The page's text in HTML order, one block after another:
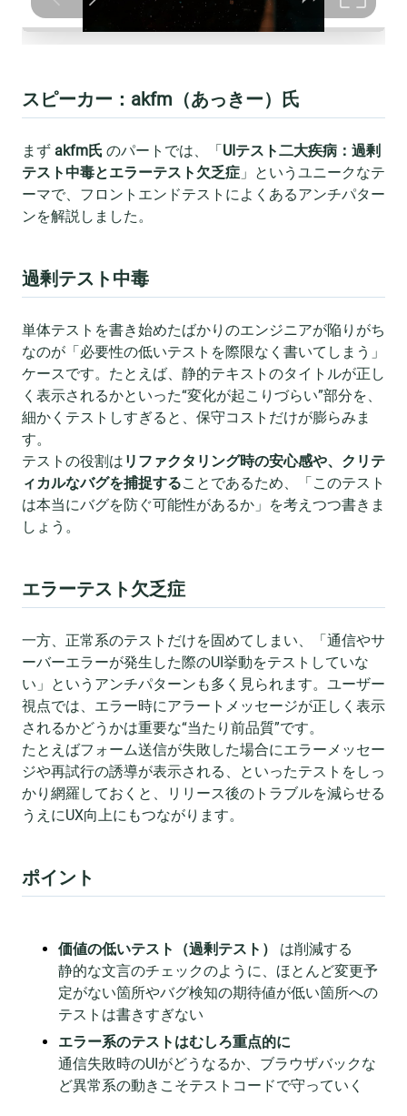
スピーカー：akfm（あっきー）氏
まず akfm氏 のパートでは、「UIテスト二大疾病：過剰
テスト中毒とエラーテスト欠乏症 」というユニークなテ
ーマで、フロントエンドテストによくあるアンチパター
ンを解説しました。
過剰テスト中毒
単体テストを書き始めたばかりのエンジニアが陥りがち
なのが「必要性の低いテストを際限なく書いてしまう」
ケースです。たとえば、静的テキストのタイトルが正し
く表示されるかといった“変化が起こりづらい”部分を、
細かくテストしすぎると、保守コストだけが膨らみま
す。
テストの役割は リファクタリング時の安心感や、クリテ
ィカルなバグを捕捉することであるため、「このテスト
は本当にバグを防ぐ可能性があるか」を考えつつ書きま
しょう。
エラーテスト欠乏症
一方、正常系のテストだけを固めてしまい、「通信やサ
ーバーエラーが発生した際のUI挙動をテストしていな
い」というアンチパターンも多く見られます。ユーザー
視点では、エラー時にアラートメッセージが正しく表示
されるかどうかは重要な“当たり前品質”です。
たとえばフォーム送信が失敗した場合にエラーメッセー
ジや再試行の誘導が表示される、といったテストをしっ
かり網羅しておくと、リリース後のトラブルを減らせる
うえにUX向上にもつながります。
ポイント
価値の低いテスト（過剰テスト）
は削減する
静的な文言のチェックのように、ほとんど変更予
定がない箇所やバグ検知の期待値が低い箇所への
テストは書きすぎない
エラー系のテストはむしろ重点的に
通信失敗時のUIがどうなるか、ブラウザバックな
ど異常系の動きこそテストコードで守っていく